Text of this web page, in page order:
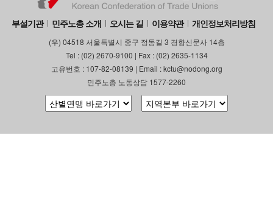
부설기관 민주노총 소개 오시는 길 이용약관 개인정보처리방침
(우) 04518 서울특별시 중구 정동길 3 경향신문사 14층
Tel : (02) 2670-9100 | Fax : (02) 2635-1134
고유번호 : 107-82-08139 | Email : kctu@nodong.org
민주노총 노동상담 1577-2260